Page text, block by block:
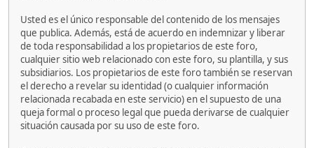
Usted es el único responsable del contenido de los mensajes
que publica. Además, está de acuerdo en indemnizar y liberar
de toda responsabilidad a los propietarios de este foro,
cualquier sitio web relacionado con este foro, su plantilla, y sus
subsidiarios. Los propietarios de este foro también se reservan
el derecho a revelar su identidad (o cualquier información
relacionada recabada en este servicio) en el supuesto de una
queja formal o proceso legal que pueda derivarse de cualquier
situación causada por su uso de este foro.